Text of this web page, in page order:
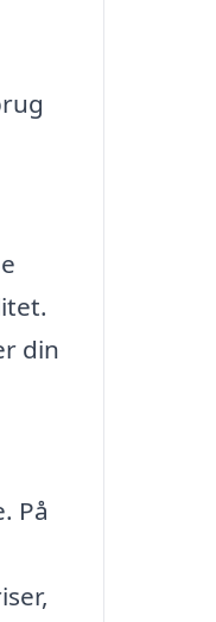
din
På